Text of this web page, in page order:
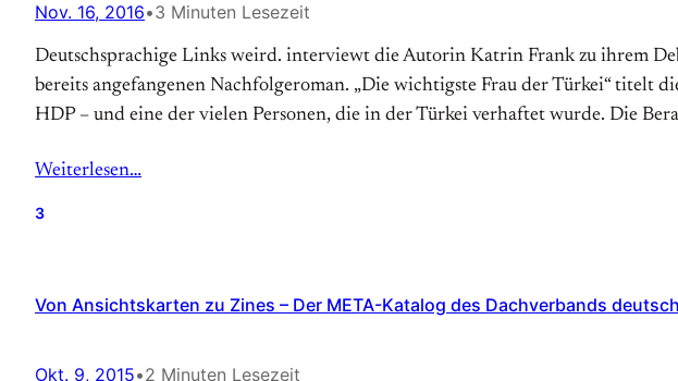
Nov. 16, 2016•3 Minuten Lesezeit
Deutschsprachige Links weird. interviewt die Autorin Katrin Frank zu ihrem
bereits angefangenen Nachfolgeroman. „Die wichtigste Frau der Türkei“ titelt
HDP – und eine der vielen Personen, die in der Türkei verhaftet wurde. Die
Weiterlesen…
3
Von Ansichtskarten zu Zines – Der META-Katalog des Dachverbands
Okt. 9, 2015•2 Minuten Lesezeit